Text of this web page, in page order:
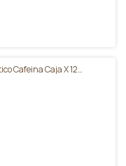
Cafeina Caja X 12